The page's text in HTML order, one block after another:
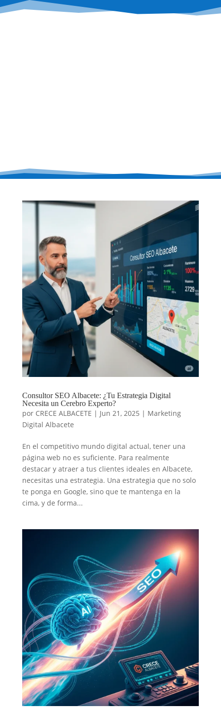
Consultor SEO Albacete: ¿Tu Estrategia Digital
Necesita un Cerebro Experto?
por CRECE ALBACETE | Jun 21, 2025 | Marketing
Digital Albacete
En el competitivo mundo digital actual, tener una
página web no es suficiente. Para realmente
destacar y atraer a tus clientes ideales en Albacete,
necesitas una estrategia. Una estrategia que no solo
te ponga en Google, sino que te mantenga en la
cima, y de forma...